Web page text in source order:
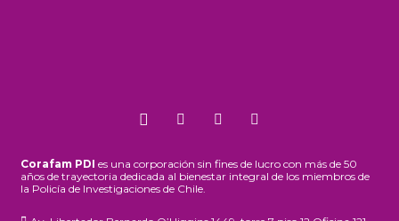
Corafam PDI es una corporación sin fines de lucro con más de 50
años de trayectoria dedicada al bienestar integral de los miembros de
la Policía de Investigaciones de Chile.